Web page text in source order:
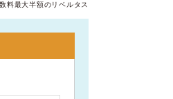
料最大半額のリベルタス